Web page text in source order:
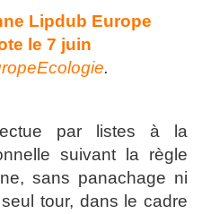
Lipdub Europe
le 7 juin
.
par listes à la
suivant la règle
sans panachage ni
tour, dans le cadre